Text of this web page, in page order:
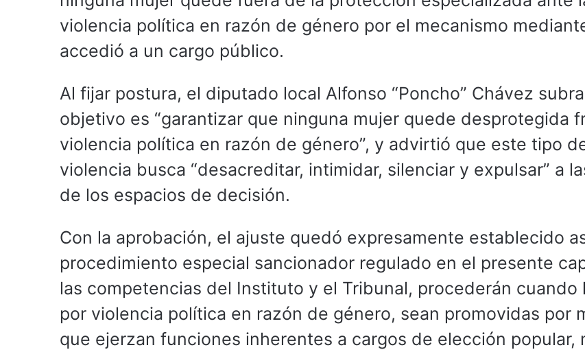
violencia política en razón de género por el mecanismo
accedió a un cargo público.
Al fijar postura, el diputado local Alfonso “Poncho” Chávez
objetivo es “garantizar que ninguna mujer quede desprotegida
violencia política en razón de género”, y advirtió que este tipo
violencia busca “desacreditar, intimidar, silenciar y expulsar” a
de los espacios de decisión.
Con la aprobación, el ajuste quedó expresamente establecido
procedimiento especial sancionador regulado en el presente
las competencias del Instituto y el Tribunal, procederán cuando
por violencia política en razón de género, sean promovidas por
que ejerzan funciones inherentes a cargos de elección popular,